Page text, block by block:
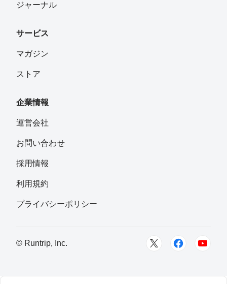
ジャーナル
サービス
マガジン
ストア
企業情報
運営会社
お問い合わせ
採用情報
利用規約
プライバシーポリシー
© Runtrip, Inc.